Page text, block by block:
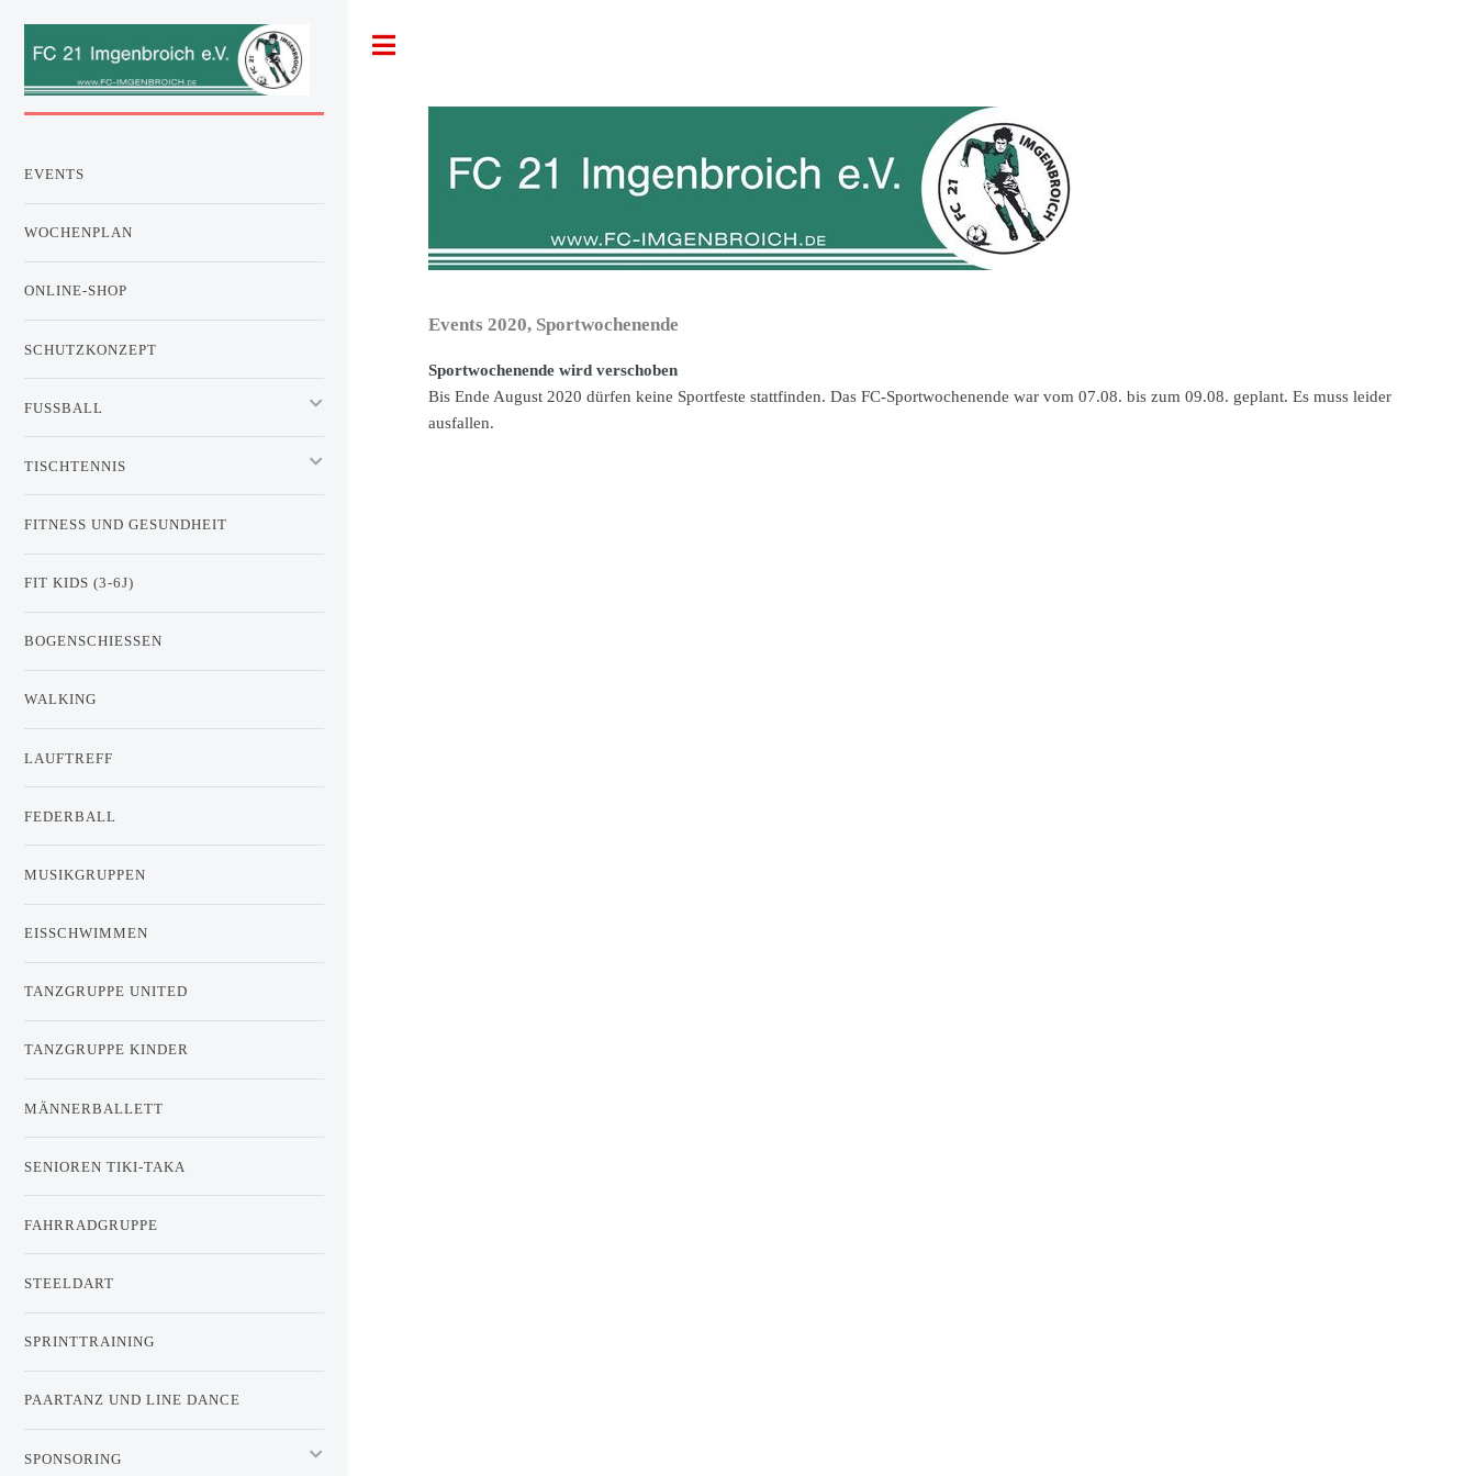
Events 2020, Sportwochenende
Sportwochenende wird verschoben
Bis Ende August 2020 dürfen keine Sportfeste stattfinden. Das FC-Sportwochenende war vom 07.08. bis zum 09.08. geplant. Es muss leider
ausfallen.
EVENTS
WOCHENPLAN
ONLINE-SHOP
SCHUTZKONZEPT
FUSSBALL
TISCHTENNIS
FITNESS UND GESUNDHEIT
FIT KIDS (3-6J)
BOGENSCHIESSEN
WALKING
LAUFTREFF
FEDERBALL
MUSIKGRUPPEN
EISSCHWIMMEN
TANZGRUPPE UNITED
TANZGRUPPE KINDER
MÄNNERBALLETT
SENIOREN TIKI-TAKA
FAHRRADGRUPPE
STEELDART
SPRINTTRAINING
PAARTANZ UND LINE DANCE
SPONSORING
Toggle